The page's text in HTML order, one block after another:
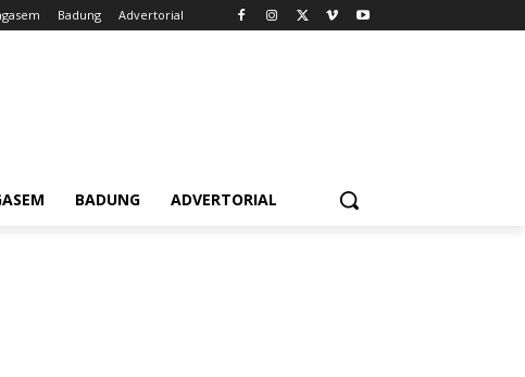
Badung Advertorial
BADUNG ADVERTORIAL